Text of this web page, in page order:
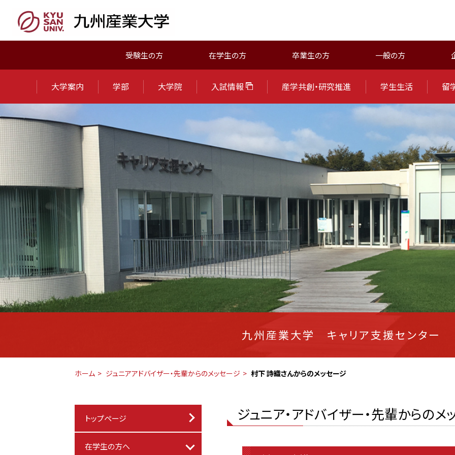
受験生の方 在学生の方 卒業生の方 一般の方
大学案内 学部 大学院 入試情報 産学共創・研究推進 学生生活 留
九州産業大学 キャリア支援センター
ホーム ジュニアアドバイザー・先輩からのメッセージ 村下 詩織さんからのメッセージ
ジュニア・アドバイザー・先輩からのメ
トップページ
在学生の方へ